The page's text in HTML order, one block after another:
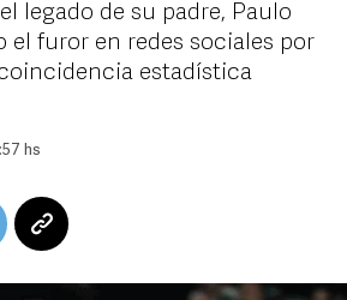
legado de su padre, Paulo
el furor en redes sociales por
estadística
hs